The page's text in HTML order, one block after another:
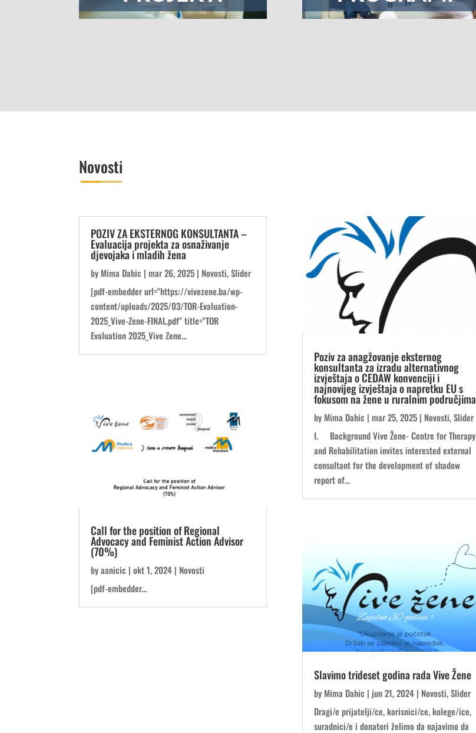
Novosti
POZIV ZA EKSTERNOG KONSULTANTA –
Evaluacija projekta za osnaživanje
djevojaka i mladih žena
by Mima Dahic |mar 26, 2025 | Novosti,Slider
[pdf-embedder url="https://vivezene.ba/wp-
content/uploads/2025/03/TOR-Evaluation-
2025_Vive-Zene-FINAL.pdf" title="TOR
Evaluation 2025_Vive Zene...
Call for the position of Regional
Advocacy and Feminist Action Advisor
(70%)
byaanicic |okt 1, 2024 | Novosti
[pdf-embedder...
Poziv za anagžovanje eksternog
konsultanta za izradu alternativnog
izvještaja o CEDAW konvenciji i
najnovijeg izvještaja o napretku EU s
fokusom na žene u ruralnim područjima
by Mima Dahic | mar 25, 2025| Novosti,Slider
I. Background Vive Žene- Centre for Therapy
and Rehabilitation invites interested external
consultant for the development of shadow
report of...
Slavimo trideset godina rada Vive Žene
by Mima Dahic | jun 21, 2024| Novosti,Slider
Dragi/e prijatelji/ce, korisnici/ce, kolege/ice,
suradnici/e i donatori želimo da najavimo da